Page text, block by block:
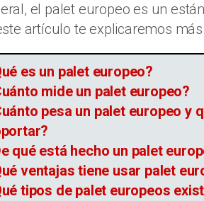
el palet europeo es un
artículo te explicaremos
es un palet europeo?
mide un palet europeo?
pesa un palet europeo y
qué está hecho un palet
ventajas tiene usar palet
tipos de palet europeos